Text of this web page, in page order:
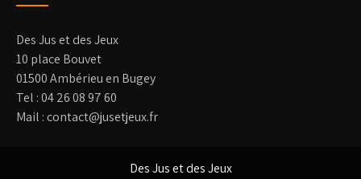
Des Jus et des Jeux
10 place Bouvet
01500 Ambérieu en Bugey
Tel : 04 26 08 97 60
Mail : contact@jusetjeux.fr
Des Jus et des Jeux